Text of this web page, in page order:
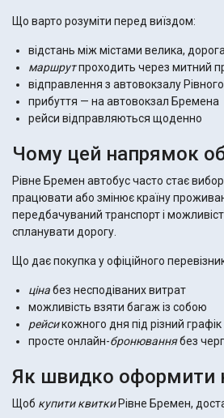
Що варто розуміти перед виїздом:
відстань між містами велика,
маршрутпроходить через митний
відправлення з автовокзалу Рівного
прибуття — на автовокзал Бремена
рейси відправляються щоденно
Чому цей напрямок
Рівне Бремен автобус часто стає
працювати або змінює країну
передбачуваний транспорт і
спланувати дорогу.
Що дає покупка у офіційного
цінабез несподіваних витрат
можливість взяти багаж із собою
рейсикожного дня під різний графік
просте онлайн-бронюваннябез черг
Як швидко оформити
Щоб купити квитки Рівне Бремен,